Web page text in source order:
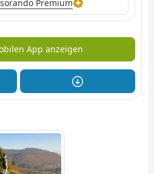
Premium
App anzeigen